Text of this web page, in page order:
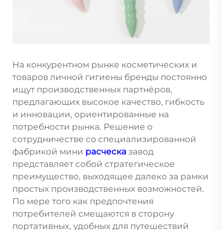
На конкурентном рынке косметических и
товаров личной гигиены бренды постоянно
ищут производственных партнёров,
предлагающих высокое качество, гибкость
и инновации, ориентированные на
потребности рынка. Решение о
сотрудничестве со специализированной
фабрикой мини расческа завод
представляет собой стратегическое
преимущество, выходящее далеко за рамки
простых производственных возможностей.
По мере того как предпочтения
потребителей смещаются в сторону
портативных, удобных для путешествий